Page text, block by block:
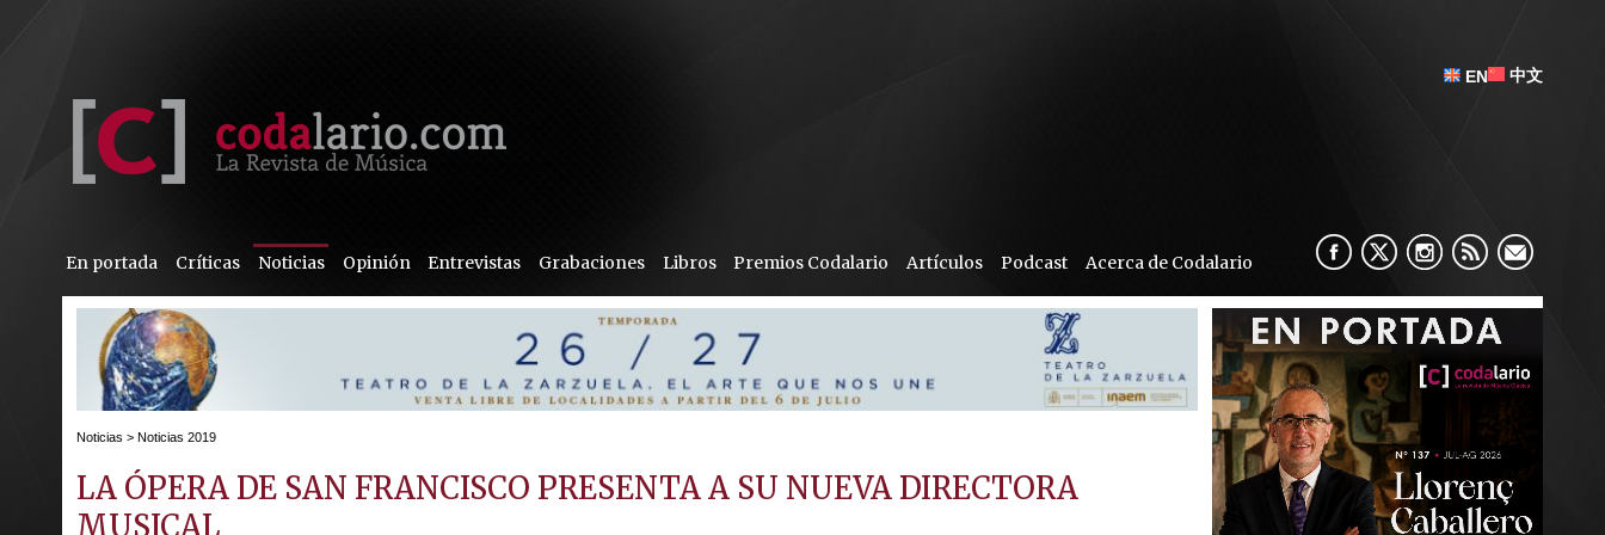
EN 中文
En portada Críticas Noticias Opinión Entrevistas Grabaciones Libros Premios Codalario Artículos Podcast Acerca de Codalario
Noticias > Noticias 2019
LA ÓPERA DE SAN FRANCISCO PRESENTA A SU NUEVA DIRECTORA
MUSICAL